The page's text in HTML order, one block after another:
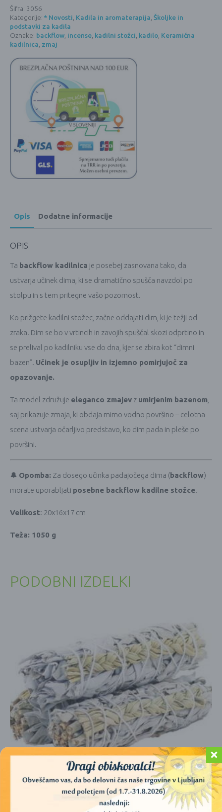
ZMAJEV
BAZEN
količina
Šifra: 3056
Kategorije: * Novosti, Kadila in aromaterapija, Školjke in
podstavki za kadila
Oznake: backflow, incense, kadilni stožci, kadilo, Keramična
kadilnica, zmaj
Opis Dodatne informacije
OPIS
Ta backflow kadilnica je posebej zasnovana tako, da
ustvarja učinek dima, ki se dramatično spušča navzdol po
stolpu in s tem pritegne vašo pozornost.
Ko prižgete kadilni stožec, začne oddajati dim, ki je težji od
zraka. Dim se bo v vrtincih in zavojih spuščal skozi odprtino in
se prelival po kadilniku vse do dna, kjer se zbira kot “dimni
bazen”. Učinek je osupljiv in izjemno pomirjujoč za
opazovanje.
Ta model združuje eleganco zmajev z umirjenim bazenom
saj prikazuje zmaja, ki obdaja mirno vodno površino – celotna
scena ustvarja očarljivo predstavo, ko dim pada in pleše po
površini.
🔔 Opomba: Za dosego učinka padajočega dima (backflow)
morate uporabljati posebne backflow kadilne stožce.
Velikost: 20x16x17 cm
Teža: 1050 g
PODOBNI IZDELKI
ŽAJBELJ BELI S SLADKO TRAVO – 10 CM